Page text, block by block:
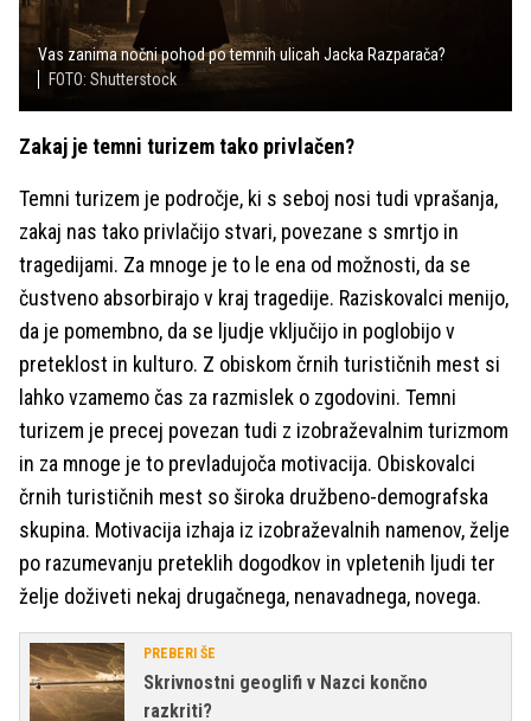
Vas zanima nočni pohod po temnih ulicah Jacka Razparača?
FOTO: Shutterstock
Zakaj je temni turizem tako privlačen?
Temni turizem je področje, ki s seboj nosi tudi vprašanja,
zakaj nas tako privlačijo stvari, povezane s smrtjo in
tragedijami. Za mnoge je to le ena od možnosti, da se
čustveno absorbirajo v kraj tragedije. Raziskovalci menijo,
da je pomembno, da se ljudje vključijo in poglobijo v
preteklost in kulturo. Z obiskom črnih turističnih mest si
lahko vzamemo čas za razmislek o zgodovini. Temni
turizem je precej povezan tudi z izobraževalnim turizmom
in za mnoge je to prevladujoča motivacija. Obiskovalci
črnih turističnih mest so široka družbeno-demografska
skupina. Motivacija izhaja iz izobraževalnih namenov, želje
po razumevanju preteklih dogodkov in vpletenih ljudi ter
želje doživeti nekaj drugačnega, nenavadnega, novega.
PREBERI ŠE
Skrivnostni geoglifi v Nazci končno
razkriti?